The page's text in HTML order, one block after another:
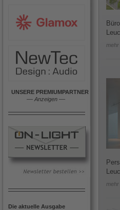
UNSERE PREMIUMPARTNER
–– Anzeigen ––
Die aktuelle Ausgabe
mehr
mehr